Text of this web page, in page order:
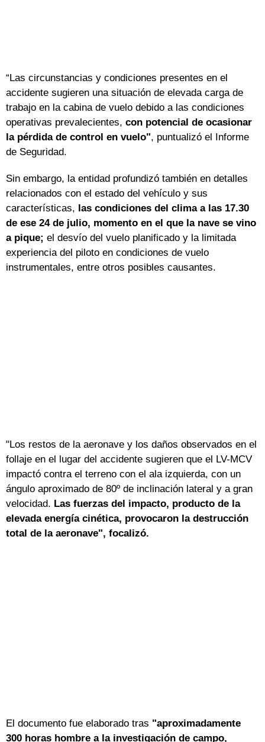
“Las circunstancias y condiciones presentes en el
accidente sugieren una situación de elevada carga de
trabajo en la cabina de vuelo debido a las condiciones
operativas prevalecientes, con potencial de ocasionar
la pérdida de control en vuelo", puntualizó el Informe
de Seguridad.
Sin embargo, la entidad profundizó también en detalles
relacionados con el estado del vehículo y sus
características, las condiciones del clima a las 17.30
de ese 24 de julio, momento en el que la nave se vino
a pique; el desvío del vuelo planificado y la limitada
experiencia del piloto en condiciones de vuelo
instrumentales, entre otros posibles causantes.
"Los restos de la aeronave y los daños observados en el
follaje en el lugar del accidente sugieren que el LV-MCV
impactó contra el terreno con el ala izquierda, con un
ángulo aproximado de 80º de inclinación lateral y a gran
velocidad. Las fuerzas del impacto, producto de la
elevada energía cinética, provocaron la destrucción
total de la aeronave", focalizó.
El documento fue elaborado tras "aproximadamente
300 horas hombre a la investigación de campo,